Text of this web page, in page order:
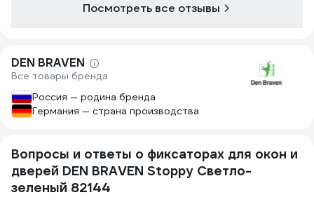
Посмотреть все отзывы
DEN BRAVEN
Все товары бренда
Россия — родина бренда
Германия — страна производства
Вопросы и ответы о фиксаторах для окон и
дверей DEN BRAVEN Stoppy Светло-
зеленый 82144